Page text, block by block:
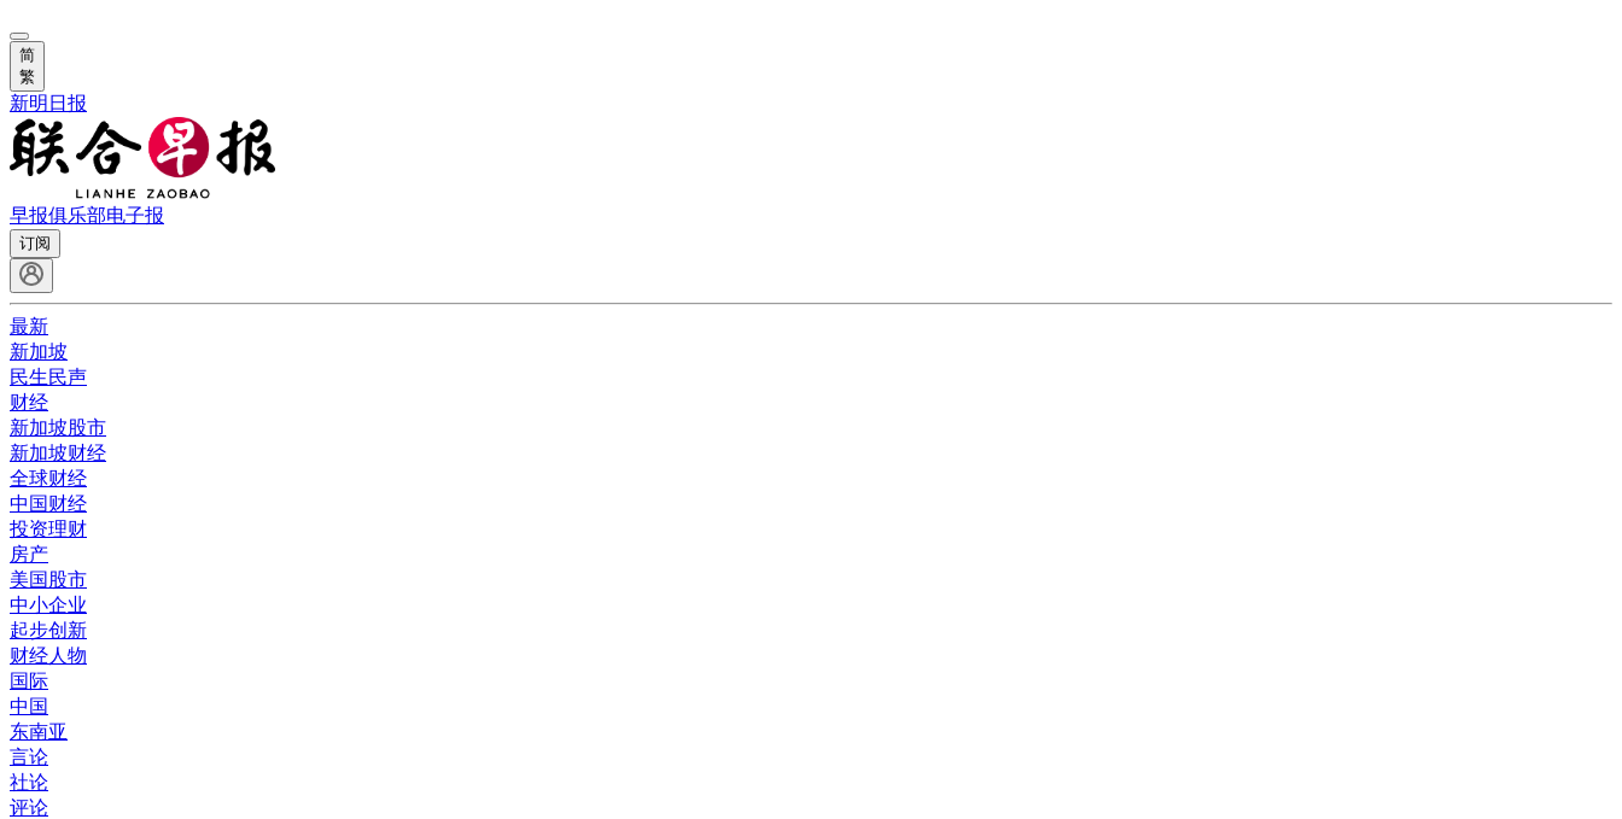
简
繁
新明日报
早报俱乐部电子报
订阅
最新
新加坡
民生民声
财经
新加坡股市
新加坡财经
全球财经
中国财经
投资理财
房产
美国股市
中小企业
起步创新
财经人物
国际
中国
东南亚
言论
社论
评论